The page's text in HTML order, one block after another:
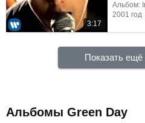
3:17
Альбом:
2001 год
Показать ещё
Альбомы Green Day